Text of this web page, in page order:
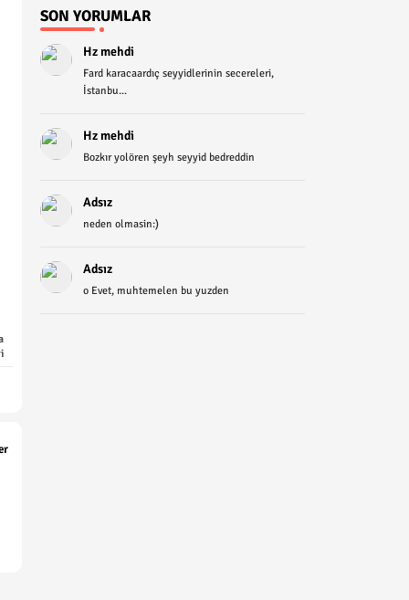
SON YORUMLAR
Hz mehdi
Fard karacaardıç seyyidlerinin secereleri,
İstanbu...
Hz mehdi
Bozkır yolören şeyh seyyid bedreddin
Adsız
neden olmasin:)
Adsız
o Evet, muhtemelen bu yuzden